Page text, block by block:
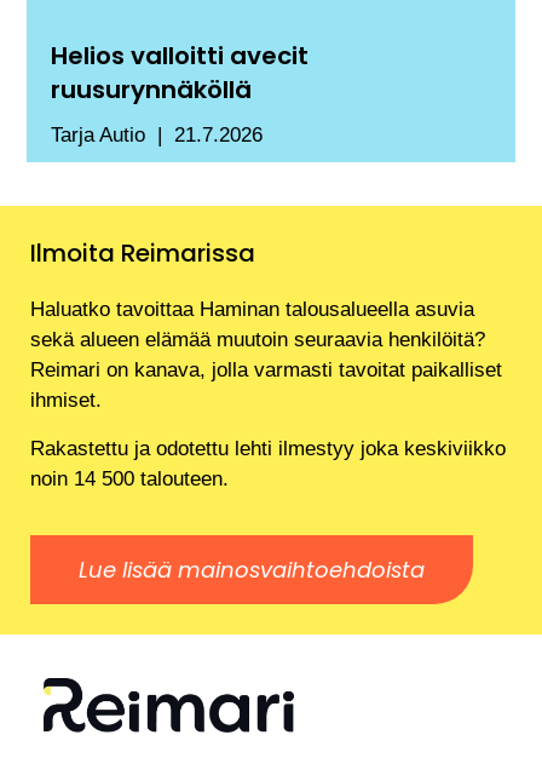
Helios valloitti avecit
ruusurynnäköllä
Tarja Autio 21.7.2026
Ilmoita Reimarissa
Haluatko tavoittaa Haminan talousalueella asuvia
sekä alueen elämää muutoin seuraavia henkilöitä?
Reimari on kanava, jolla varmasti tavoitat paikalliset
ihmiset.
Rakastettu ja odotettu lehti ilmestyy joka keskiviikko
noin 14 500 talouteen.
Lue lisää mainosvaihtoehdoista